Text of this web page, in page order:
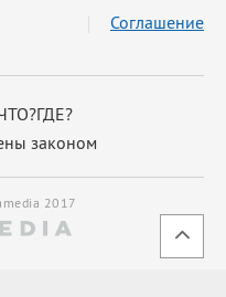
законом
Соглашение
2017